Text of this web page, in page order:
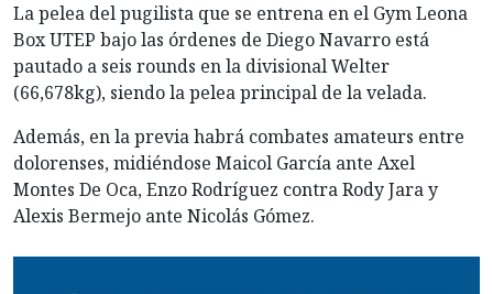
La pelea del pugilista que se entrena en el Gym Leona
Box UTEP bajo las órdenes de Diego Navarro está
pautado a seis rounds en la divisional Welter
(66,678kg), siendo la pelea principal de la velada.
Además, en la previa habrá combates amateurs entre
dolorenses, midiéndose Maicol García ante Axel
Montes De Oca, Enzo Rodríguez contra Rody Jara y
Alexis Bermejo ante Nicolás Gómez.